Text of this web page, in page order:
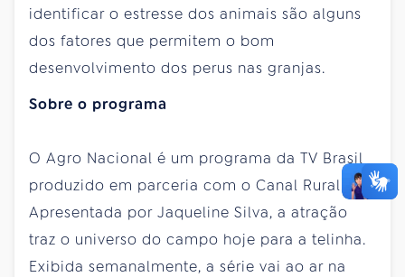
identificar o estresse dos animais são alguns
dos fatores que permitem o bom
desenvolvimento dos perus nas granjas.
Sobre o programa
O Agro Nacional é um programa da TV Brasil
produzido em parceria com o Canal Rural.
Apresentada por Jaqueline Silva, a atração
traz o universo do campo hoje para a telinha.
Exibida semanalmente, a série vai ao ar na